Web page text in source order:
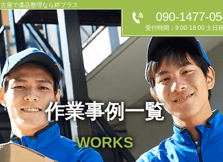
屋で遺品整理なら絆プラス
090-1477-
受付時間：9:00-18:00 土日
作業事例一覧